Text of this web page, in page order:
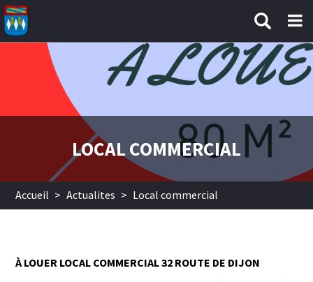
Aller au contenu principal
LOCAL COMMERCIAL
Accueil > Actualites > Local commercial
À LOUER LOCAL COMMERCIAL 32 ROUTE DE DIJON